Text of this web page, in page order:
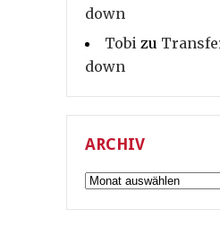
down
Tobi zu
down
ARCHIV
Archiv